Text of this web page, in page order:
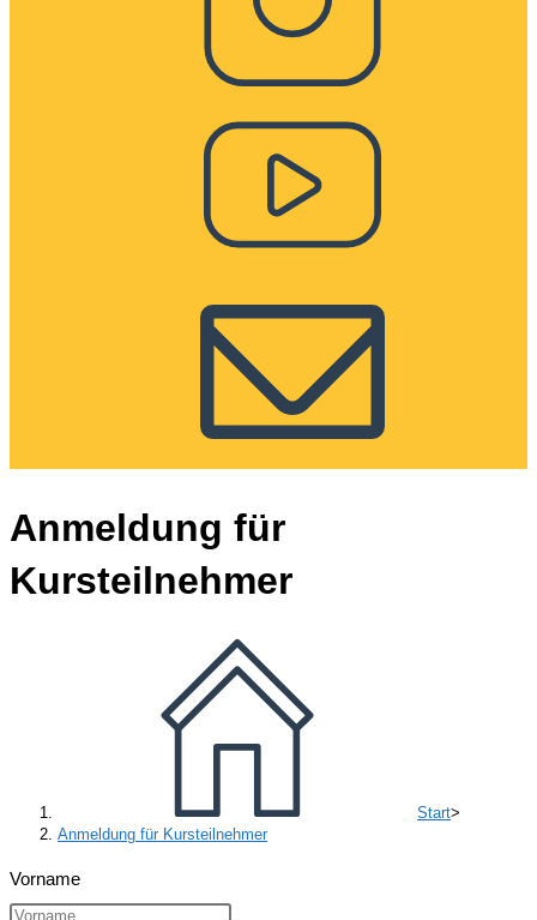
Anmeldung für
Kursteilnehmer
Start>
Anmeldung für Kursteilnehmer
Vorname